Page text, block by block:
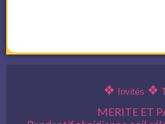
❖ Invités ❖
MERITE ET